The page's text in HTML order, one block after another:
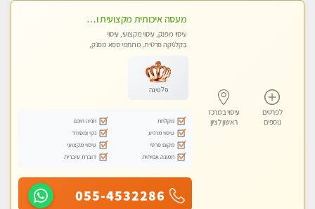
לפרטים
נוספים
עיסוי במרכז
ראשון לציון
מעסה איכותית מקצועית ומפנקת מאוד- ללא מין !!!
עיסוי מפנק, עיסוי מקצועי, עיסוי
בקלניקה פרטית, מתחמי ספא מפנק,
פלטינה
מקלחת
חניה חינם
עיסוי מרגיע
נקי ומסודר
מקום פרטי
עיסוי מקצועי
תמונה אמיתית
דוברת עיברית
055-4532286